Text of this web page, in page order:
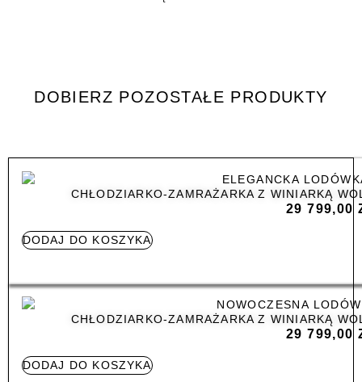
DOBIERZ POZOSTAŁE PRODUKTY
CHŁODZIARKO-ZAMRAŻARKA Z WINIARKĄ
29 799,00
DODAJ DO KOSZYKA
CHŁODZIARKO-ZAMRAŻARKA Z WINIARKĄ
29 799,00
DODAJ DO KOSZYKA